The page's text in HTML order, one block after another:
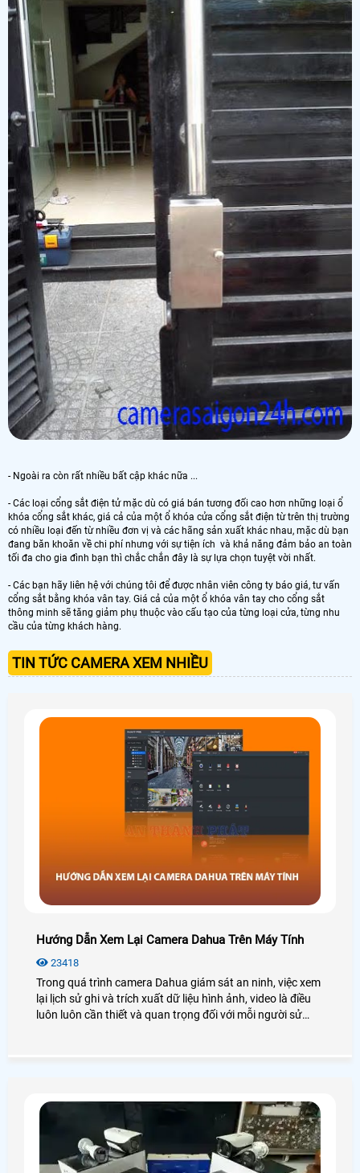
- Ngoài ra còn rất nhiều bất cập khác nữa ...
- Các loại cổng sắt điện tử mặc dù có giá bán tương đối cao hơn những loại ổ
khóa cổng sắt khác, giá cả của một ổ khóa cửa cổng sắt điện từ trên thị trường
có nhiều loại đến từ nhiều đơn vị và các hãng sản xuất khác nhau, mặc dù bạn
đang băn khoăn về chi phí nhưng với sự tiện ích và khả năng đảm bảo an toàn
tối đa cho gia đình bạn thì chắc chắn đây là sự lựa chọn tuyệt vời nhất.
- Các bạn hãy liên hệ với chúng tôi để được nhân viên công ty báo giá, tư vấn
cổng sắt bằng khóa vân tay. Giá cả của một ổ khóa vân tay cho cổng sắt
thông minh sẽ tăng giảm phụ thuộc vào cấu tạo của từng loại cửa, từng nhu
cầu của từng khách hàng.
TIN TỨC CAMERA XEM NHIỀU
Hướng Dẫn Xem Lại Camera Dahua Trên Máy Tính
23418
Trong quá trình camera Dahua giám sát an ninh, việc xem
lại lịch sử ghi và trích xuất dữ liệu hình ảnh, video là điều
luôn luôn cần thiết và quan trọng đối với mỗi người sử